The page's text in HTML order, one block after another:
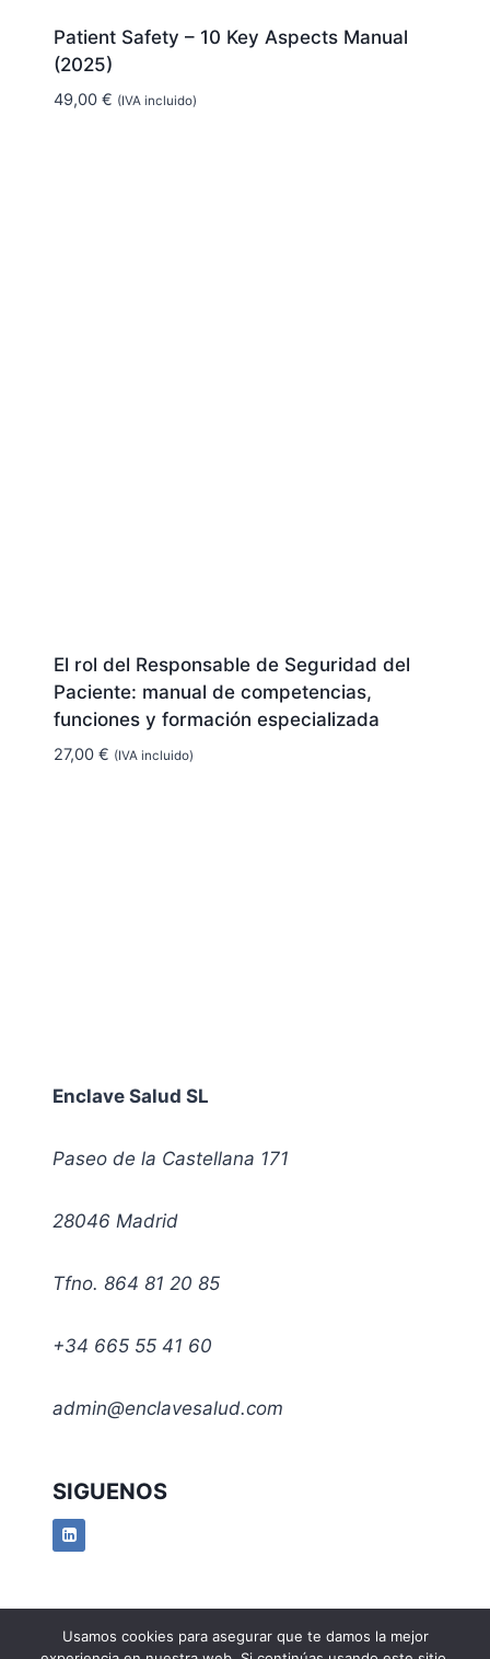
Patient Safety – 10 Key Aspects Manual
(2025)
49,00 € (IVA incluido)
El rol del Responsable de Seguridad del
Paciente: manual de competencias,
funciones y formación especializada
27,00 € (IVA incluido)
Enclave Salud SL
Paseo de la Castellana 171
28046 Madrid
Tfno. 864 81 20 85
+34 665 55 41 60
admin@enclavesalud.com
SIGUENOS
© 2026 EnclaveSalud - Tema para WordPress
Usamos cookies para asegurar que te damos la mejor